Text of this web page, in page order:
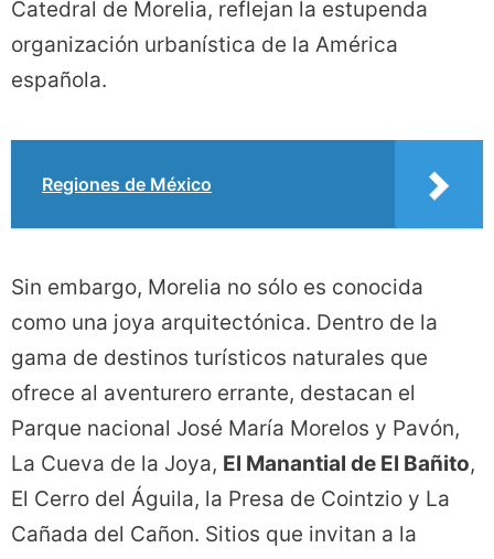
Catedral de Morelia, reflejan la estupenda
organización urbanística de la América
española.
Regiones de México
Sin embargo, Morelia no sólo es conocida
como una joya arquitectónica. Dentro de la
gama de destinos turísticos naturales que
ofrece al aventurero errante, destacan el
Parque nacional José María Morelos y Pavón,
La Cueva de la Joya, El Manantial de El Bañito,
El Cerro del Águila, la Presa de Cointzio y La
Cañada del Cañon. Sitios que invitan a la